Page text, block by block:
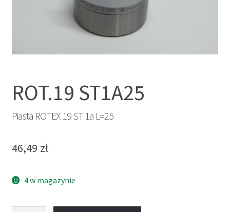
ROT.19 ST1A25
Piasta ROTEX 19 ST 1a L=25
46,49 zł
4 w magazynie